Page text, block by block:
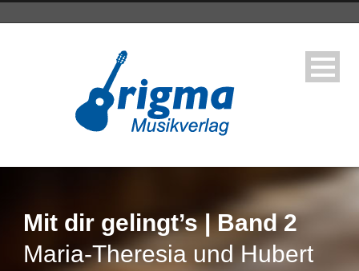
Mit dir gelingt’s | Band 2
Maria-Theresia und Hubert